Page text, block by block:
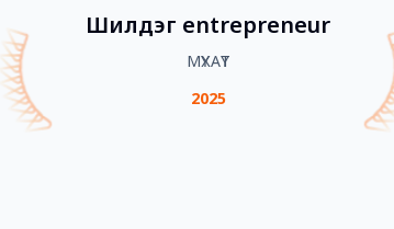
Шилдэг entrepreneur
МҮХАҮТ
2025